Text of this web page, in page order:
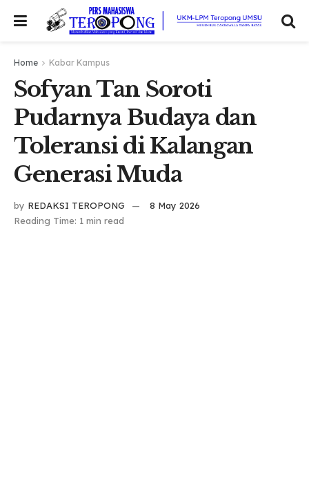
Home Kabar Kampus
Sofyan Tan Soroti
Pudarnya Budaya dan
Toleransi di Kalangan
Generasi Muda
by REDAKSI TEROPONG
8 May 2026
Reading Time: 1 min read